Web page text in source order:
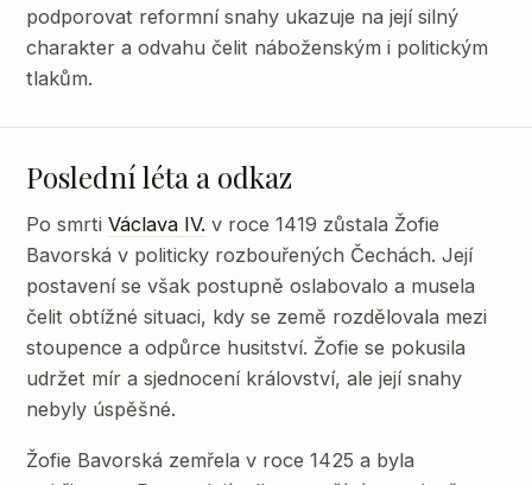
podporovat reformní snahy ukazuje na její silný
charakter a odvahu čelit náboženským i politickým
tlakům.
Poslední léta a odkaz
Po smrtiVáclava IV. v roce 1419 zůstala Žofie
Bavorská v politicky rozbouřených Čechách. Její
postavení se však postupně oslabovalo a musela
čelit obtížné situaci, kdy se země rozdělovala mezi
stoupence a odpůrce husitství. Žofie se pokusila
udržet mír a sjednocení království, ale její snahy
nebyly úspěšné.
Žofie Bavorská zemřela v roce 1425 a byla